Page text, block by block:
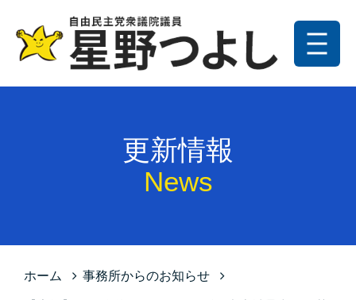
メニュー
トップ
プロフィール
星野の政策
お問い合わせ
サイトマップ
更新情報
News
ホーム 事務所からのお知らせ